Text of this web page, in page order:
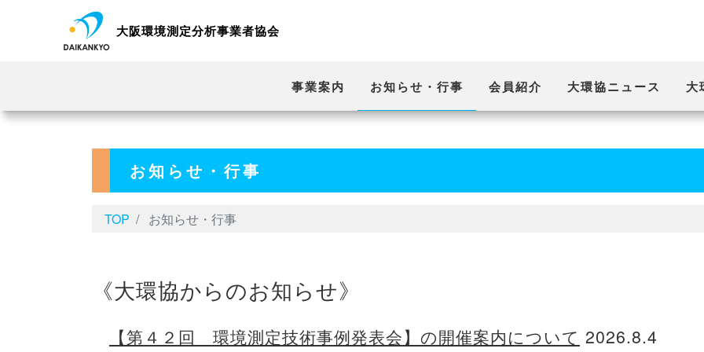
大阪環境測定分析事業者協会
事業案内 お知らせ・行事 会員紹介 大環協ニュース 大
お知らせ・行事
TOP お知らせ・行事
《大環協からのお知らせ》
【第４２回 環境測定技術事例発表会】の開催案内について 2026.8.4